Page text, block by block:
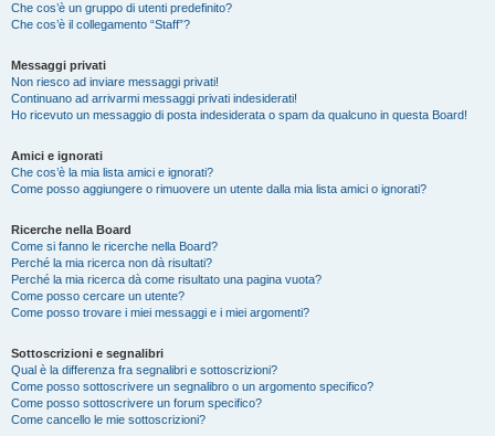
Che cos’è un gruppo di utenti predefinito?
Che cos’è il collegamento “Staff”?
Messaggi privati
Non riesco ad inviare messaggi privati!
Continuano ad arrivarmi messaggi privati indesiderati!
Ho ricevuto un messaggio di posta indesiderata o spam da qualcuno in questa Board!
Amici e ignorati
Che cos’è la mia lista amici e ignorati?
Come posso aggiungere o rimuovere un utente dalla mia lista amici o ignorati?
Ricerche nella Board
Come si fanno le ricerche nella Board?
Perché la mia ricerca non dà risultati?
Perché la mia ricerca dà come risultato una pagina vuota?
Come posso cercare un utente?
Come posso trovare i miei messaggi e i miei argomenti?
Sottoscrizioni e segnalibri
Qual è la differenza fra segnalibri e sottoscrizioni?
Come posso sottoscrivere un segnalibro o un argomento specifico?
Come posso sottoscrivere un forum specifico?
Come cancello le mie sottoscrizioni?